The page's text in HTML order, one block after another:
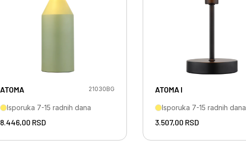
ATOMA 21030BG
Isporuka 7-15 radnih dana
8.446,00 RSD
ATOMA I
Isporuka 7-15 radnih dana
3.507,00 RSD